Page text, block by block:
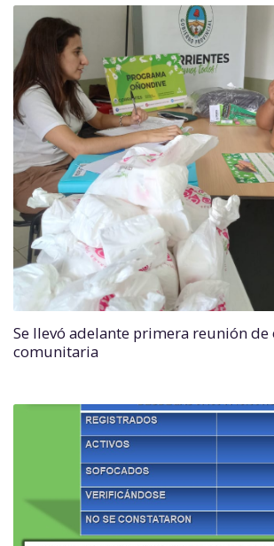
Se llevó adelante primera reunión
comunitaria